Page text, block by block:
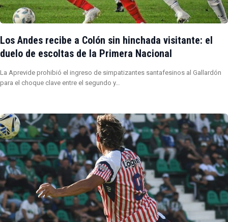
Los Andes recibe a Colón sin hinchada visitante: el
duelo de escoltas de la Primera Nacional
La Aprevide prohibió el ingreso de simpatizantes santafesinos al Gallardón
para el choque clave entre el segundo y…